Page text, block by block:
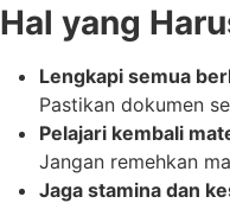
Hal yang
Lengkapi semua
Pastikan dokumen
Pelajari kembali
Jangan remehkan
Jaga stamina dan